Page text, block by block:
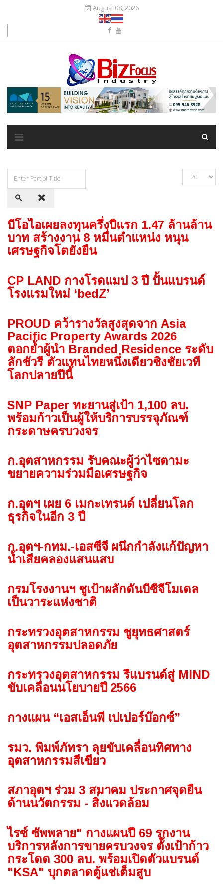
August 08, 2026
บีโอไอเผยลงทุนครึ่งปีแรก 1.47 ล้านล้าน
บาท สร้างงาน 8 หมื่นตำแหน่ง หนุน
เศรษฐกิจโตยั่งยืน
CP LAND กางโรดแมป 3 ปี ปั้นแบรนด์
โรงแรมใหม่ ‘bedZ’
PROUD คว้ารางวัลสูงสุดจาก Asia
Pacific Property Awards 2026
ตอกย้ำผู้นำ Branded Residence ระดับ
ลักชัวรี ตัวแทนไทยหนึ่งเดียวชิงชัยเวที
โลกปลายปีนี้
SNP Paper ทะยานสู่เป้า 1,100 ลบ.
พร้อมก้าวเป็นผู้ให้บริการบรรจุภัณฑ์
กระดาษครบวงจร
ก.อุตสาหกรรม รับคณะผู้ว่าไซตามะ
ขยายความร่วมมือเศรษฐกิจ
ก.อุตฯ เผย 6 เมกะเทรนด์ เปลี่ยนโลก
ธุรกิจในอีก 3 ปี
ก.อุตฯ-กทม.-เอสซีจี ผนึกกำลังแก้ปัญหา
น้ำเสียคลองแสนแสบ
กรมโรงงานฯ ชูเป้าผลักดันบีซีจีโมเดล
เป็นวาระแห่งชาติ
กระทรวงอุตสาหกรรม ชูยุทธศาสตร์
อุตสาหกรรมปลอดภัย
กระทรวงอุตสาหกรรม รีแบรนด์สู่ MIND
ขับเคลื่อนนโยบายปี 2566
กางแผน “เอสเอ็นพี เปเปอร์บ๊อกซ์”
รมว. พิมพ์ภัทรา ลุยขับเคลื่อนทิศทาง
อุตสาหกรรมสีเขียว
สภาอุตฯ ร่วม 3 สมาคม ประกาศจุดยืน
ด้านนวัตกรรม - สิ่งแวดล้อม
ไรซ์ ซัพพลาย" กางแผนปี 69 รุกงาน
บริการหลังการขายครบวงจร ตั้งเป้าก้าว
กระโดด 300 ลบ. พร้อมเปิดตัวแบรนด์
"KSA" บุกตลาดตู้แช่เต็มสูบ